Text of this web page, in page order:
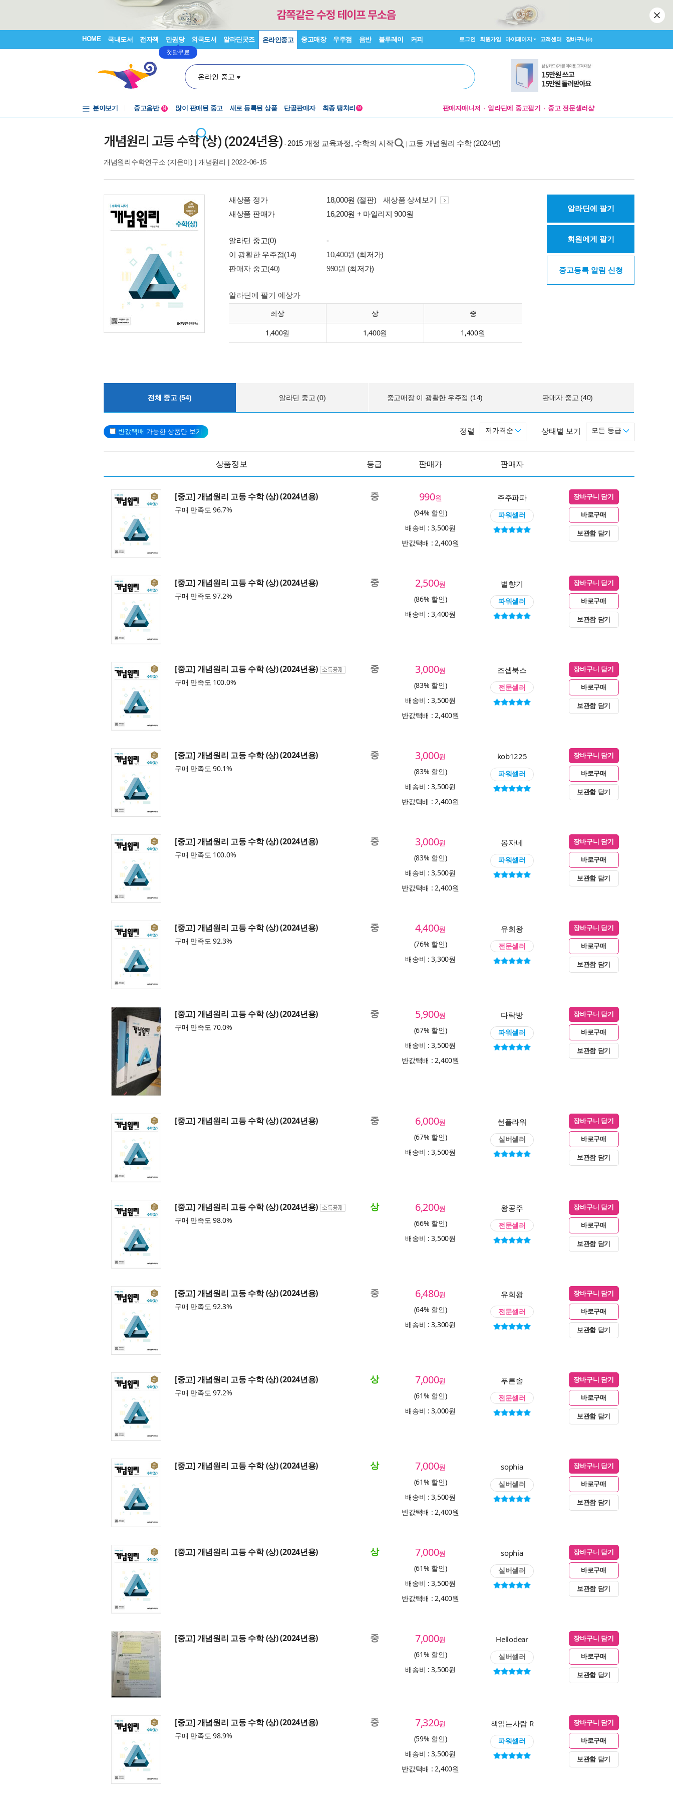
HOME 국내도서 전자책 만권당
첫달무료
외국도서 알라딘굿즈 온라인중고 중고매장 우주점 음반 블루레이 커피 로그인 회원가입 마이페이지 고객센터 장바구니(0)
온라인 중고
분야보기
중고음반
중고음반
N 많이 판매된 중고 새로 등록된 상품 단골판매자 최종 땡처리 N 판매자매니저 알라딘에 중고팔기 중고 전문셀러샵
개념원리 고등 수학 (상) (2024년용) -2015 개정 교육과정, 수학의 시작 고등 개념원리 수학 (2024년)
개념원리수학연구소 (지은이) | 개념원리 | 2022-06-15
새상품 정가 18,000원 (절판)
새상품 상세보기
새상품 판매가
16,200원 + 마일리지 900원
알라딘 중고(0)
-
이 광활한 우주점(14)
10,400원 (최저가)
판매자 중고(40)
990원 (최저가)
알라딘에 팔기 예상가
최상 상 중
1,400원 1,400원 1,400원
알라딘에 팔기
회원에게 팔기
중고등록 알림 신청
전체 중고 (54) 알라딘 중고 (0) 중고매장 이 광활한 우주점 (14) 판매자 중고 (40)
반값택배 가능한 상품만 보기 상태별 보기 모든 등급
정렬 저가격순
상품정보 등급 판매가 판매자
[중고] 개념원리 고등 수학 (상) (2024년용)
구매 만족도 96.7%
중 990원
(94% 할인)
배송비 : 3,500원
반값택배 : 2,400원
주주파파
파워셀러
장바구니 담기
바로구매
보관함 담기
[중고] 개념원리 고등 수학 (상) (2024년용)
구매 만족도 97.2%
중 2,500원
(86% 할인)
배송비 : 3,400원
별향기
파워셀러
장바구니 담기
바로구매
보관함 담기
[중고] 개념원리 고등 수학 (상) (2024년용)
구매 만족도 100.0%
중 3,000원
(83% 할인)
배송비 : 3,500원
반값택배 : 2,400원
조셉북스
전문셀러
장바구니 담기
바로구매
보관함 담기
[중고] 개념원리 고등 수학 (상) (2024년용)
구매 만족도 90.1%
중 3,000원
(83% 할인)
배송비 : 3,500원
반값택배 : 2,400원
kob1225
파워셀러
장바구니 담기
바로구매
보관함 담기
[중고] 개념원리 고등 수학 (상) (2024년용)
구매 만족도 100.0%
중 3,000원
(83% 할인)
배송비 : 3,500원
반값택배 : 2,400원
몽자네
파워셀러
장바구니 담기
바로구매
보관함 담기
[중고] 개념원리 고등 수학 (상) (2024년용)
구매 만족도 92.3%
중 4,400원
(76% 할인)
배송비 : 3,300원
유희왕
전문셀러
장바구니 담기
바로구매
보관함 담기
[중고] 개념원리 고등 수학 (상) (2024년용)
구매 만족도 70.0%
중 5,900원
(67% 할인)
배송비 : 3,500원
반값택배 : 2,400원
다락방
파워셀러
장바구니 담기
바로구매
보관함 담기
[중고] 개념원리 고등 수학 (상) (2024년용) 중 6,000원
(67% 할인)
배송비 : 3,500원
썬플라워
실버셀러
장바구니 담기
바로구매
보관함 담기
[중고] 개념원리 고등 수학 (상) (2024년용)
구매 만족도 98.0%
상 6,200원
(66% 할인)
배송비 : 3,500원
왕공주
전문셀러
장바구니 담기
바로구매
보관함 담기
[중고] 개념원리 고등 수학 (상) (2024년용)
구매 만족도 92.3%
중 6,480원
(64% 할인)
배송비 : 3,300원
유희왕
전문셀러
장바구니 담기
바로구매
보관함 담기
[중고] 개념원리 고등 수학 (상) (2024년용)
구매 만족도 97.2%
상 7,000원
(61% 할인)
배송비 : 3,000원
푸른솔
전문셀러
장바구니 담기
바로구매
보관함 담기
[중고] 개념원리 고등 수학 (상) (2024년용) 상 7,000원
(61% 할인)
배송비 : 3,500원
반값택배 : 2,400원
sophia
실버셀러
장바구니 담기
바로구매
보관함 담기
[중고] 개념원리 고등 수학 (상) (2024년용) 상 7,000원
(61% 할인)
배송비 : 3,500원
반값택배 : 2,400원
sophia
실버셀러
장바구니 담기
바로구매
보관함 담기
[중고] 개념원리 고등 수학 (상) (2024년용) 중 7,000원
(61% 할인)
배송비 : 3,500원
Hellodear
실버셀러
장바구니 담기
바로구매
보관함 담기
[중고] 개념원리 고등 수학 (상) (2024년용)
구매 만족도 98.9%
중 7,320원
(59% 할인)
배송비 : 3,500원
반값택배 : 2,400원
책읽는사람 R
파워셀러
장바구니 담기
바로구매
보관함 담기